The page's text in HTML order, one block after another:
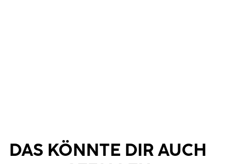
DAS KÖNNTE DIR AUCH